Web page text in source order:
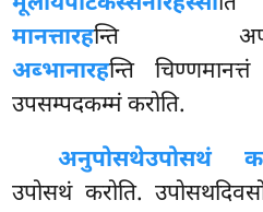
मानत्तारहन्ति
अब्भानारहन्ति
उपसम्पदकम्मं करोति.
अनुपोसथेउपोसथं
उपोसथं करोति.